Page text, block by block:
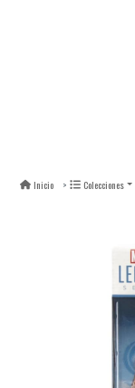
Inicio Colecciones